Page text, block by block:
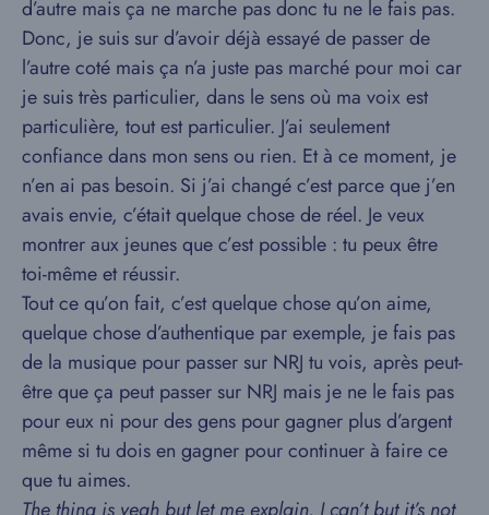
d’autre mais ça ne marche pas donc tu ne le fais pas.
Donc, je suis sur d’avoir déjà essayé de passer de
l’autre coté mais ça n’a juste pas marché pour moi car
je suis très particulier, dans le sens où ma voix est
particulière, tout est particulier. J’ai seulement
confiance dans mon sens ou rien. Et à ce moment, je
n’en ai pas besoin. Si j’ai changé c’est parce que j’en
avais envie, c’était quelque chose de réel. Je veux
montrer aux jeunes que c’est possible : tu peux être
toi-même et réussir.
Tout ce qu’on fait, c’est quelque chose qu’on aime,
quelque chose d’authentique par exemple, je fais pas
de la musique pour passer sur NRJ tu vois, après peut-
être que ça peut passer sur NRJ mais je ne le fais pas
pour eux ni pour des gens pour gagner plus d’argent
même si tu dois en gagner pour continuer à faire ce
que tu aimes.